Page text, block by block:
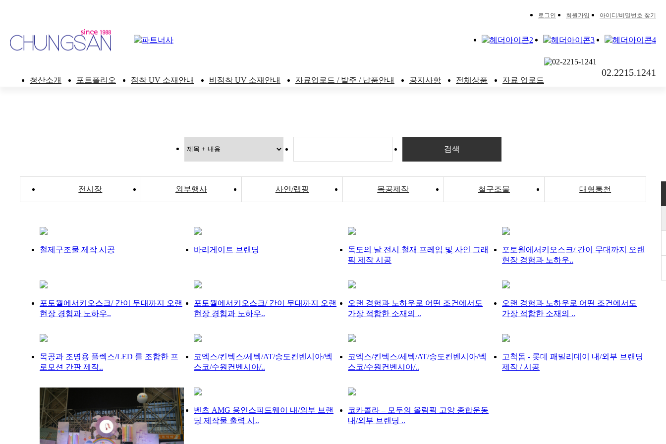
로그인 회원가입 아이디/비밀번호 찾기
청산소개 포트폴리오 점착 UV 소재안내 비점착 UV 소재안내 자료업로드 / 발주 / 납품안내 공지사항 전체상품 자료 업로드
02.2215.1241
검색
전시장 외부행사 사인/랩핑 목공제작 철구조물 대형통천
철제구조물 제작 시공 바리게이트 브랜딩
독도의 날 전시 철재 프레임 및 사인 그래
픽 제작 시공
포토월에서키오스크/ 간이 무대까지 오랜
현장 경험과 노하우..
포토월에서키오스크/ 간이 무대까지 오랜
현장 경험과 노하우..
포토월에서키오스크/ 간이 무대까지 오랜
현장 경험과 노하우..
오랜 경험과 노하우로 어떤 조건에서도
가장 적합한 소재의 ..
오랜 경험과 노하우로 어떤 조건에서도
가장 적합한 소재의 ..
목공과 조명용 플렉스/LED 를 조합한 프
로모션 간판 제작..
코엑스/킨텍스/세텍/AT/송도컨벤시아/벡
스코/수원컨벤시아/..
코엑스/킨텍스/세텍/AT/송도컨벤시아/벡
스코/수원컨벤시아/..
고척돔 - 롯데 패밀리데이 내/외부 브랜딩
제작 / 시공
벤츠 AMG 용인스피드웨이 내/외부 브랜
딩 제작물 출력 시..
코카콜라 – 모두의 올림픽 고양 종합운동
내/외부 브랜딩 ..